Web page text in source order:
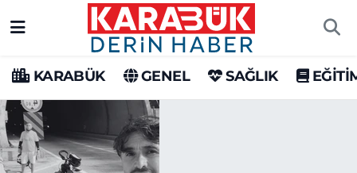
KARABÜK GENEL SAĞLIK
Karabük Hava Durumu
Karabük Trafik Yoğunluk Haritası